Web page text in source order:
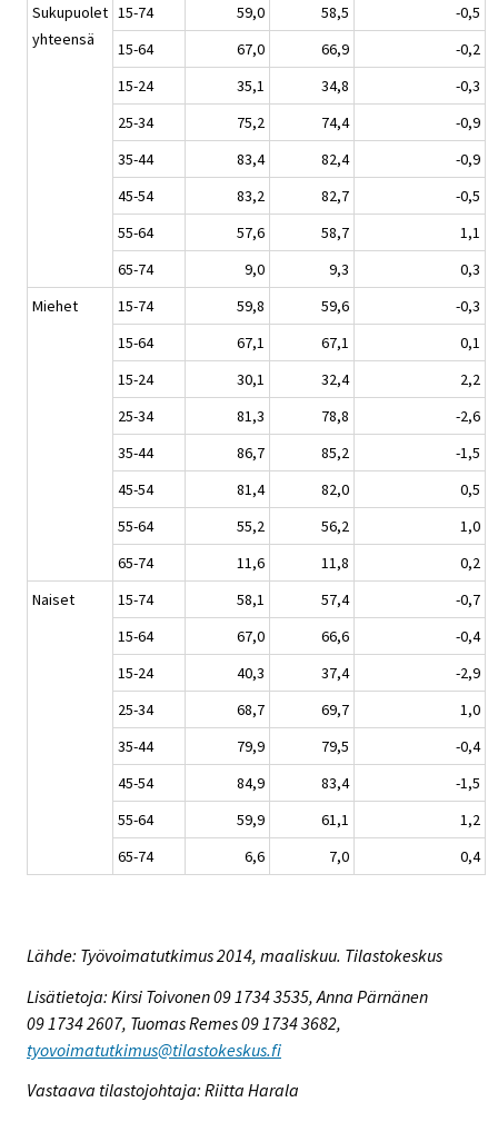
Sukupuolet
yhteensä
15-74 59,0 58,5
-0,5
15-64
67,0 66,9
-0,2
15-24
35,1 34,8
-0,3
25-34
75,2 74,4
-0,9
35-44
83,4 82,4
-0,9
45-54
83,2 82,7
-0,5
55-64
57,6 58,7
1,1
65-74
9,0 9,3
0,3
Miehet
15-74 59,8 59,6
-0,3
15-64
67,1 67,1
0,1
15-24
30,1 32,4
2,2
25-34
81,3 78,8
-2,6
35-44
86,7 85,2
-1,5
45-54
81,4 82,0
0,5
55-64
55,2 56,2
1,0
65-74
11,6 11,8
0,2
Naiset
15-74 58,1 57,4
-0,7
15-64
67,0 66,6
-0,4
15-24
40,3 37,4
-2,9
25-34
68,7 69,7
1,0
35-44
79,9 79,5
-0,4
45-54
84,9 83,4
-1,5
55-64
59,9 61,1
1,2
65-74
6,6 7,0 0,4
Lähde: Työvoimatutkimus 2014, maaliskuu. Tilastokeskus
Lisätietoja: Kirsi Toivonen 09 1734 3535, Anna Pärnänen
09 1734 2607, Tuomas Remes 09 1734 3682,
tyovoimatutkimus@tilastokeskus.fi
Vastaava tilastojohtaja: Riitta Harala